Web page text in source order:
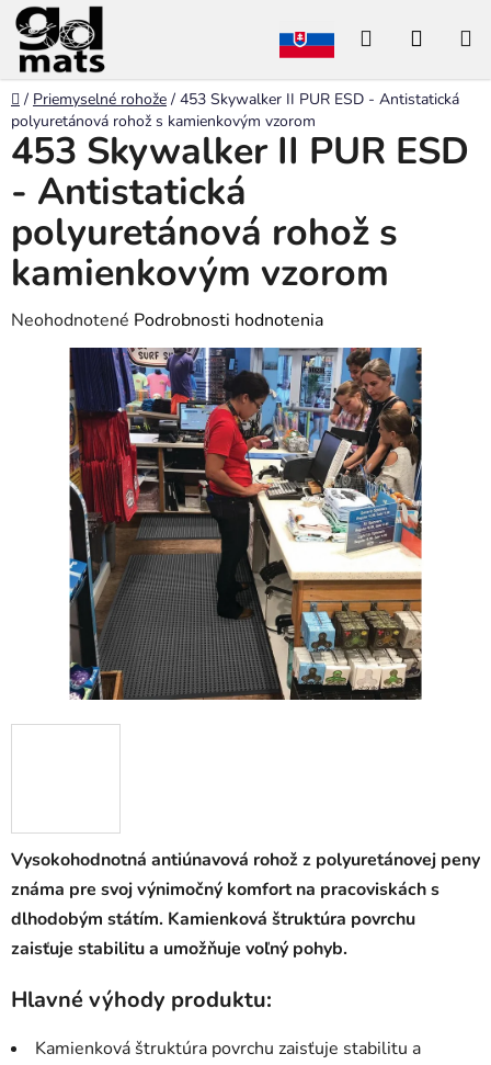
Prejsť
na
obsah
Hľadať
Domov
/ Priemyselné rohože / 453 Skywalker II PUR ESD - Antistatická
polyuretánová rohož s kamienkovým vzorom
Vysokohodnotná antiúnavová rohož z polyuretánovej peny
známa pre svoj výnimočný komfort na pracoviskách s
dlhodobým státím. Kamienková štruktúra povrchu
zaisťuje stabilitu a umožňuje voľný pohyb.
Hlavné výhody produktu:
Kamienková štruktúra povrchu zaisťuje stabilitu a
453 Skywalker II PUR ESD
- Antistatická
polyuretánová rohož s
kamienkovým vzorom
Priemerné
hodnotenie
produktu
hviezdičiek.
Neohodnotené Podrobnosti hodnotenia